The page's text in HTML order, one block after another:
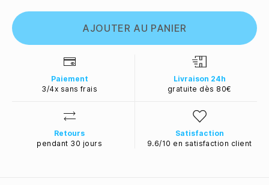
AJOUTER AU PANIER
Paiement
3/4x sans frais
Livraison 24h
gratuite dès 80€
Retours
pendant 30 jours
Satisfaction
9.6/10 en satisfaction client